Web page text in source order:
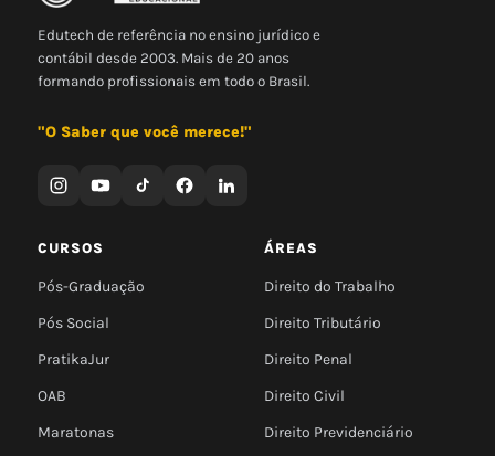
Edutech de referência no ensino jurídico e
contábil desde 2003. Mais de 20 anos
formando profissionais em todo o Brasil.
"O Saber que você merece!"
CURSOS
Pós-Graduação
Pós Social
PratikaJur
OAB
Maratonas
ÁREAS
Direito do Trabalho
Direito Tributário
Direito Penal
Direito Civil
Direito Previdenciário